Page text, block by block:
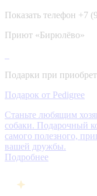
Показать телефон +7
Приют «Бирюлёво»
Подарки при
Подарок от Pedigree
Станьте любящим
собаки. Подарочный
самого полезного,
вашей дружбы.
Подробнее